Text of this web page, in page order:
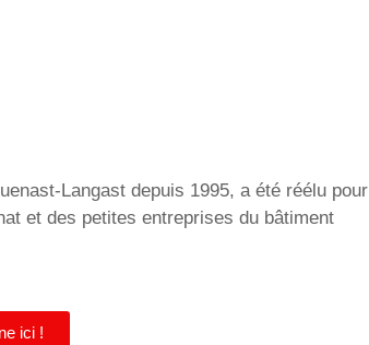
Langast depuis 1995, a été réélu pour
et des petites entreprises du bâtiment
ici !